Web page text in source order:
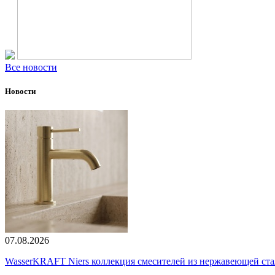
Все новости
Новости
07.08.2026
WasserKRAFT Niers коллекция смесителей из нержавеющей